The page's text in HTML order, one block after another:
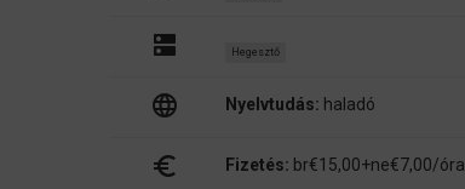
dns Hegesztő
language Nyelvtudás: haladó
euro_symbol Fizetés: br€15,00+ne€7,00/óra